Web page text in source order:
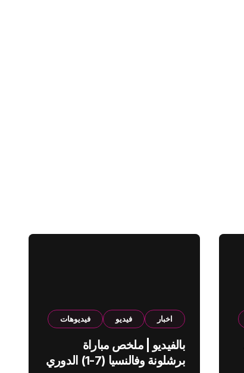
اخبار فيديو فيديوهات
بالفيديو | ملخص مباراة
برشلونة وفالنسيا (7-1) الدوري